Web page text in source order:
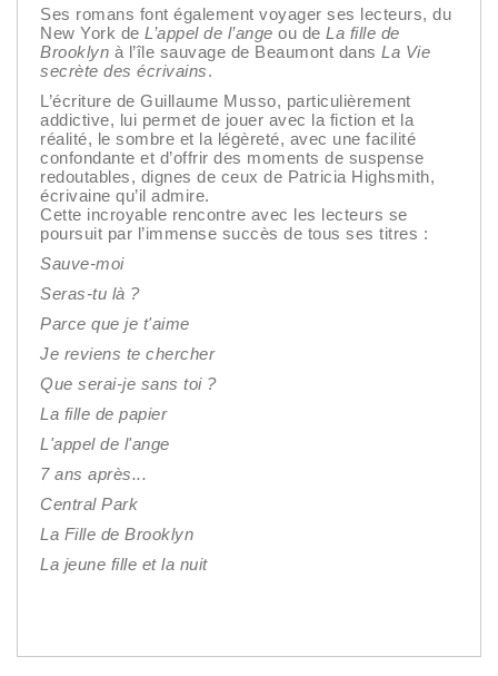
Ses romans font également voyager ses lecteurs, du
New York de L’appel de l’ange ou de La fille de
Brooklyn à l’île sauvage de Beaumont dans La Vie
secrète des écrivains.
L’écriture de Guillaume Musso, particulièrement
addictive, lui permet de jouer avec la fiction et la
réalité, le sombre et la légèreté, avec une facilité
confondante et d’offrir des moments de suspense
redoutables, dignes de ceux de Patricia Highsmith,
écrivaine qu’il admire.
Cette incroyable rencontre avec les lecteurs se
poursuit par l’immense succès de tous ses titres :
Sauve-moi
Seras-tu là ?
Parce que je t'aime
Je reviens te chercher
Que serai-je sans toi ?
La fille de papier
L'appel de l'ange
7 ans après...
Central Park
La Fille de Brooklyn
La jeune fille et la nuit